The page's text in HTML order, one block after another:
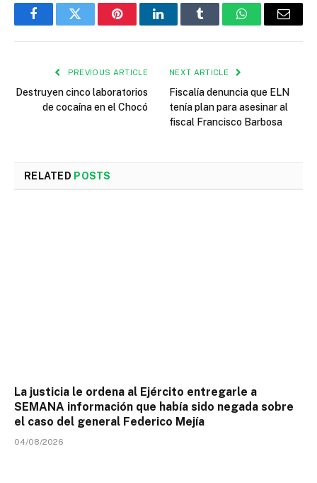
FacebookTwitter PinterestLinkedInTumblr WhatsAppEmail
PREVIOUS ARTICLE
Destruyen cinco laboratorios
de cocaína en el Chocó
NEXT ARTICLE
Fiscalía denuncia que ELN
tenía plan para asesinar al
fiscal Francisco Barbosa
RELATED POSTS
La justicia le ordena al Ejército entregarle a
SEMANA información que había sido negada sobre
el caso del general Federico Mejía
04/08/2026